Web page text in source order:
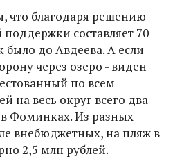
что благодаря решению
поддержки составляет 70
было до Авдеева. А если
через озеро - виден
по всем
на весь округ всего два -
в Фоминках. Из разных
внебюджетных, на пляж в
2,5 млн рублей.